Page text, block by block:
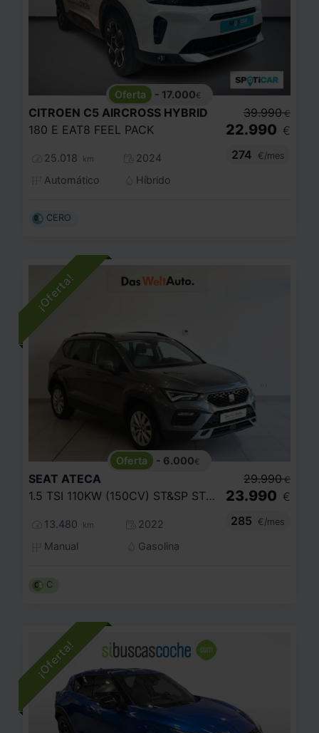
- 17.000€
CITROEN C5 AIRCROSS HYBRID
180 E EAT8 FEEL PACK
25.018 km
2024
Automático
Híbrido
39.990 €
22.990 €
274
€/mes
CERO
- 6.000€
SEAT ATECA
1.5 TSI 110KW (150CV) ST&SP STYLE
13.480 km
2022
Manual
Gasolina
29.990 €
23.990 €
285
€/mes
C